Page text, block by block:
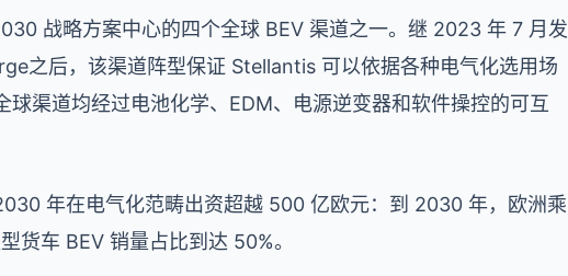
战略方案中心的四个全球 BEV 渠道之一。继 2023 年 7 月发
之后，该渠道阵型保证 Stellantis 可以依据各种电气化选用场
渠道均经过电池化学、EDM、电源逆变器和软件操控的可互
年在电气化范畴出资超越 500 亿欧元：到 2030 年，欧洲乘
货车 BEV 销量占比到达 50%。